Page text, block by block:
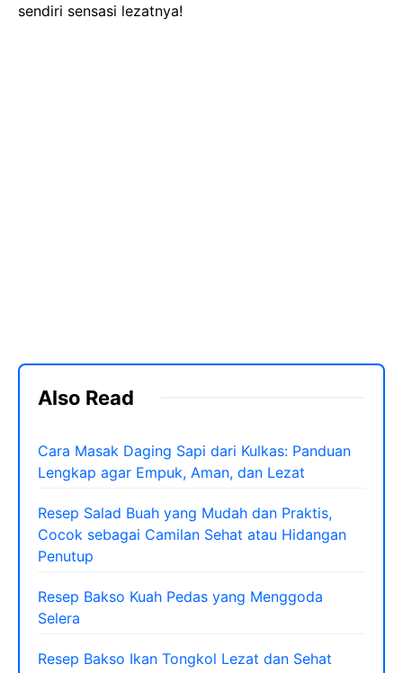
sendiri sensasi lezatnya!
Also Read
Cara Masak Daging Sapi dari Kulkas: Panduan
Lengkap agar Empuk, Aman, dan Lezat
Resep Salad Buah yang Mudah dan Praktis,
Cocok sebagai Camilan Sehat atau Hidangan
Penutup
Resep Bakso Kuah Pedas yang Menggoda
Selera
Resep Bakso Ikan Tongkol Lezat dan Sehat